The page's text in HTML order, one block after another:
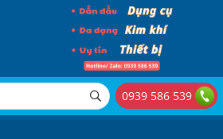
0939 586 539